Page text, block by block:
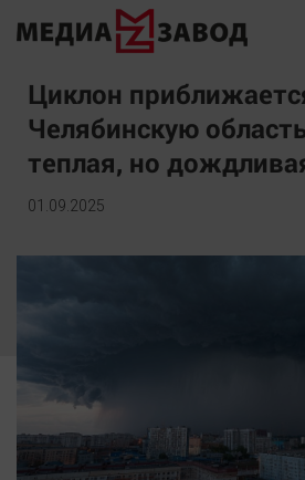
Новости
Экономика
Происшествия
Общество
Курилка
Архив
Циклон
Челябинскую
теплая, но
01.09.2025